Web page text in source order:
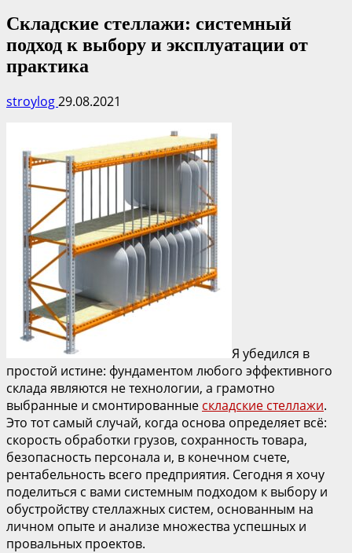
Складские стеллажи: системный
подход к выбору и эксплуатации от
практика
stroylog29.08.2021
Я убедился в
простой истине: фундаментом любого эффективного
склада являются не технологии, а грамотно
выбранные и смонтированные складские стеллажи.
Это тот самый случай, когда основа определяет всё:
скорость обработки грузов, сохранность товара,
безопасность персонала и, в конечном счете,
рентабельность всего предприятия. Сегодня я хочу
поделиться с вами системным подходом к выбору и
обустройству стеллажных систем, основанным на
личном опыте и анализе множества успешных и
провальных проектов.